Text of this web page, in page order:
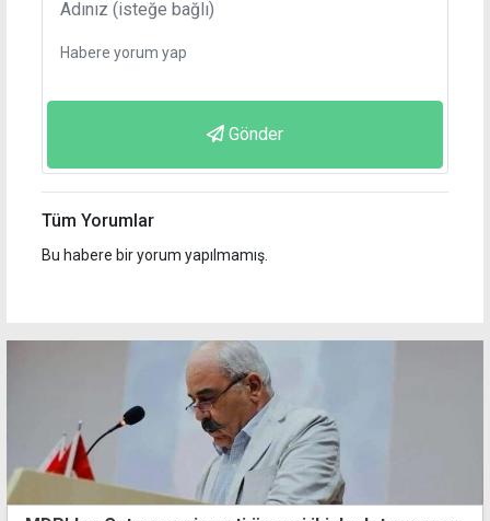
Gönder
Tüm Yorumlar
Bu habere bir yorum yapılmamış.